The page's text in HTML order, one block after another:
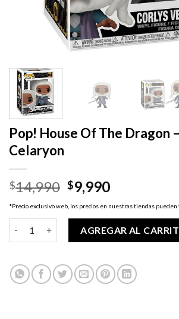
Pop! House Of The Dragon
Celaryon
$14,990 El
precio
original
era:
$14,990.
$9,990El
precio
actual
es:
$9,990.
*Precio exclusivo web, los precios en nuestras tiendas pueden
AGREGAR AL